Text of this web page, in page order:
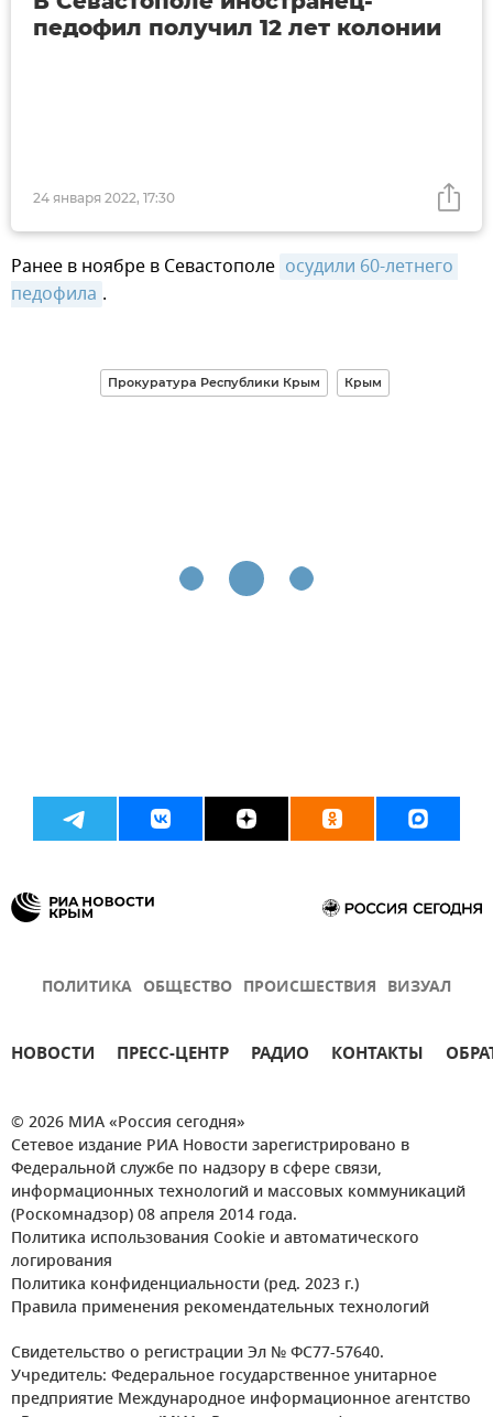
24 января 2022, 17:30
педофил получил 12 лет колонии
Ранее в ноябре в Севастополе осудили 60-летнего
педофила .
Прокуратура Республики Крым Крым
ПОЛИТИКА ОБЩЕСТВО ПРОИСШЕСТВИЯ ВИЗУАЛ
НОВОСТИ ПРЕСС-ЦЕНТР РАДИО КОНТАКТЫ
© 2026 МИА «Россия сегодня»
Сетевое издание РИА Новости зарегистрировано в
Федеральной службе по надзору в сфере связи,
информационных технологий и массовых коммуникаций
(Роскомнадзор) 08 апреля 2014 года.
Политика использования Cookie и автоматического
логирования
Политика конфиденциальности (ред. 2023 г.)
Правила применения рекомендательных технологий
Свидетельство о регистрации Эл № ФС77-57640.
Учредитель: Федеральное государственное унитарное
предприятие Международное информационное агентство